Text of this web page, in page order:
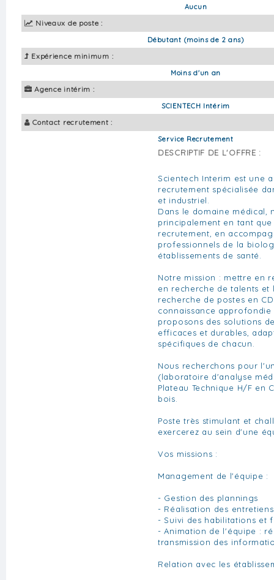
Aucun
Niveaux de poste :
Débutant (moins de 2 ans)
Expérience minimum :
Moins d'un an
Agence intérim :
SCIENTECH Intérim
Contact recrutement :
Service Recrutement
DESCRIPTIF DE L'OFFRE :
Scientech Interim est une
recrutement spécialisée
et industriel.
Dans le domaine médical,
principalement en tant
recrutement, en
professionnels de la
établissements de santé.
Notre mission : mettre en
en recherche de talents et
recherche de postes en
connaissance
proposons des solutions
efficaces et durables,
spécifiques de chacun.
Nous recherchons pour
(laboratoire d'analyse
Plateau Technique H/F en
bois.
Poste très stimulant et
exercerez au sein d'une
Vos missions :
Management de l'équipe :
- Gestion des plannings
- Réalisation des
- Suivi des habilitations et
- Animation de l'équipe :
transmission des
Relation avec les